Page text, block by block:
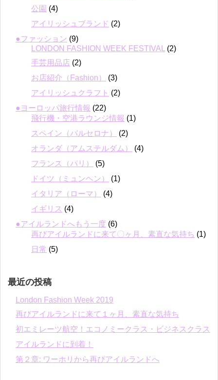
公園 (4)
アイリッシュブランド (2)
●ファッション (9)
LONDON FASHION WEEK FESTIVAL
(2)
手芸用品店 (2)
お店紹介（Fashion）
(3)
アイリッシュクラフト (2)
●ヨーロッパ旅行情報 (22)
飛行機・空港ラウンジ情報 (1)
スペイン（バルセロナ）
(2)
オランダ（アムステルダム）
(4)
フランス（パリ）
(5)
ドイツ（ミュンヘン）
(1)
イタリア（ローマ）
(4)
イギリス (4)
●アイルランドへもう一度 (6)
再びアイルランドに来て〇ヶ月、素直な気持ち (1)
日常 (5)
最近の投稿
London Fashion Week 2019
再びアイルランドに来て１ヶ月、素直な気持ち
初エミレーツ航空！エコノミークラス・ビジネスクラス
アイルランドに到着！
第２章: ワーホリから再びアイルランドへ